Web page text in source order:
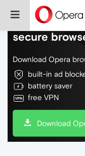
Do more on
secure
Download Opera
built-in ad
battery saver
free VPN
Download